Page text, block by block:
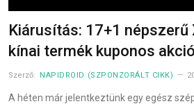
Kiárusítás: 17+1 népszerű
kínai termék kuponos
Szerző: NAPIDROID (SZPONZORÁLT CIKK)
A héten már jelentkeztünk egy egész